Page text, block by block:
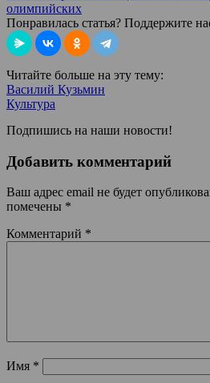
олимпийских
Понравилась статья? Поддержите
Читайте больше на эту тему:
Василий Кузьмин
Культура
Подпишись на наши новости!
Добавить комментарий
Ваш адрес email не будет
помечены *
Комментарий *
Имя *